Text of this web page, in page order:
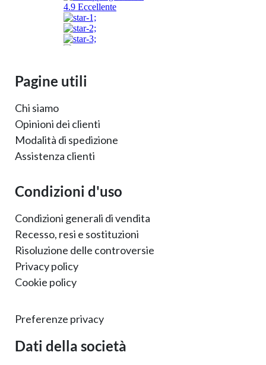
Pagine utili
Chi siamo
Opinioni dei clienti
Modalità di spedizione
Assistenza clienti
Condizioni d'uso
Condizioni generali di vendita
Recesso, resi e sostituzioni
Risoluzione delle controversie
Privacy policy
Cookie policy
Preferenze privacy
Dati della società